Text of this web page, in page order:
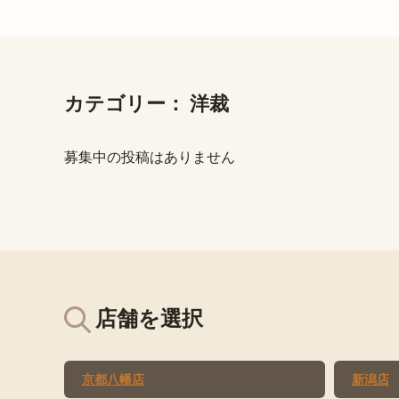
カテゴリー： 洋裁
募集中の投稿はありません
店舗を選択
京都八幡店 新潟店